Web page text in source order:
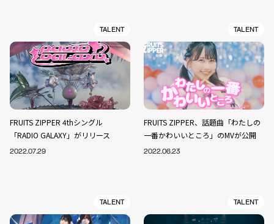
TALENT
FRUITS ZIPPER 4thシングル
「RADIO GALAXY」がリリース
2022.07.29
TALENT
FRUITS ZIPPER、話題曲「わたしの
一番かわいいところ」のMVが公開
2022.06.23
TALENT TALENT